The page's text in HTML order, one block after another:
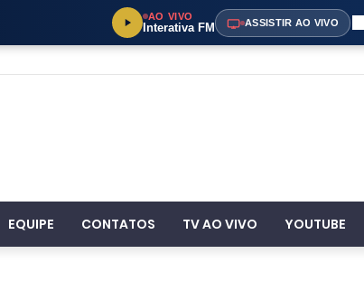
AO VIVO
Interativa FM ASSISTIR AO VIVO
EQUIPE CONTATOS TV AO VIVO YOUTUBE